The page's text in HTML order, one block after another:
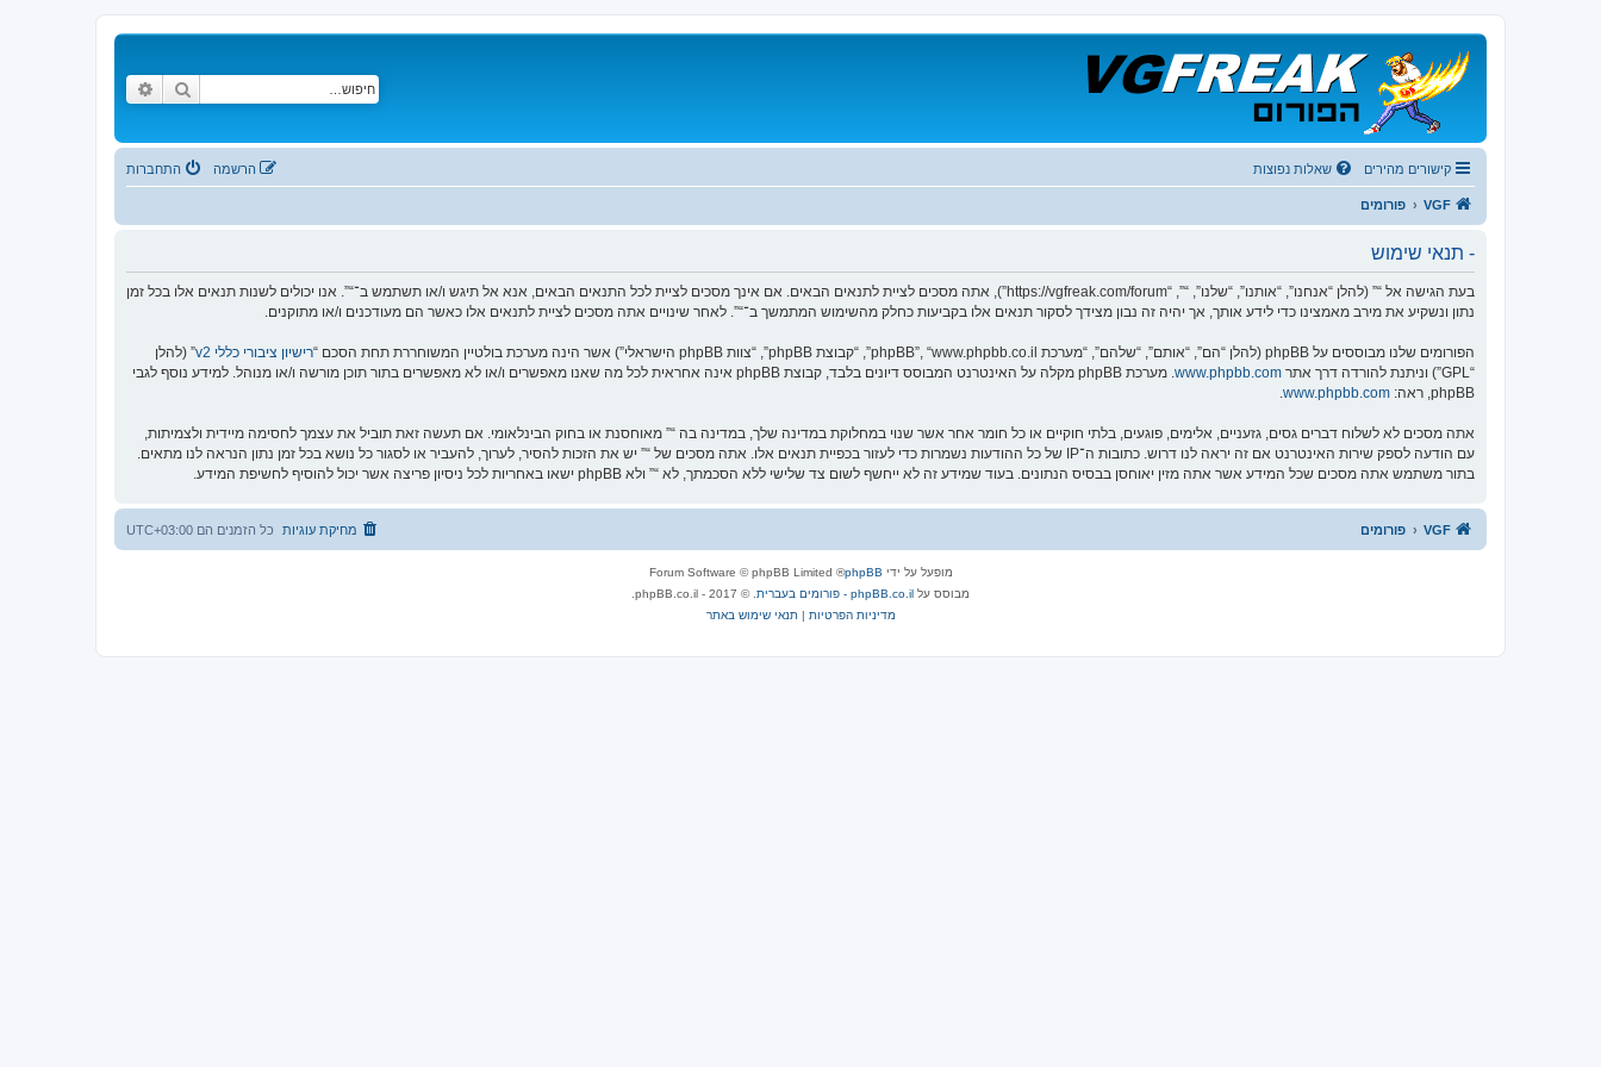
חיפוש
קישורים מהירים שאלות נפוצות התחברות הרשמה
VGF פורומים
- תנאי שימוש
בעת הגישה אל “” (להלן “אנחנו”, “אותנו”, “שלנו”, “”, “https://vgfreak.com/forum”), אתה מסכים לציית לתנאים הבאים. אם אינך מסכים לציית לכל התנאים הבאים, אנא אל תיגש ו/או תשתמש ב־“”. אנו יכולים לשנות תנאים אלו בכל זמן
נתון ונשקיע את מירב מאמצינו כדי לידע אותך, אך יהיה זה נבון מצידך לסקור תנאים אלו בקביעות כחלק מהשימוש המתמשך ב־“”. לאחר שינויים אתה מסכים לציית לתנאים אלו כאשר הם מעודכנים ו/או מתוקנים.
הפורומים שלנו מבוססים על phpBB (להלן “הם”, “אותם”, “שלהם”, “מערכת phpBB”, “www.phpbb.co.il”, “קבוצת phpBB”, “צוות phpBB הישראלי”) אשר הינה מערכת בולטיין המשוחררת תחת הסכם “ רישיון ציבורי כללי v2
” (להלן
“GPL”) וניתנת להורדה דרך אתר
www.phpbb.com
. מערכת phpBB מקלה על האינטרנט המבוסס דיונים בלבד, קבוצת phpBB אינה אחראית לכל מה שאנו מאפשרים ו/או לא מאפשרים בתור תוכן מורשה ו/או מנוהל. למידע נוסף לגבי
phpBB, ראה:
www.phpbb.com
.
אתה מסכים לא לשלוח דברים גסים, גזעניים, אלימים, פוגעים, בלתי חוקיים או כל חומר אחר אשר שנוי במחלוקת במדינה שלך, במדינה בה “” מאוחסנת או בחוק הבינלאומי. אם תעשה זאת תוביל את עצמך לחסימה מיידית ולצמיתות,
עם הודעה לספק שירות האינטרנט אם זה יראה לנו דרוש. כתובות ה־IP של כל ההודעות נשמרות כדי לעזור בכפיית תנאים אלו. אתה מסכים של “” יש את הזכות להסיר, לערוך, להעביר או לסגור כל נושא בכל זמן נתון הנראה לנו מתאים.
בתור משתמש אתה מסכים שכל המידע אשר אתה מזין יאוחסן בבסיס הנתונים. בעוד שמידע זה לא ייחשף לשום צד שלישי ללא הסכמתך, לא “” ולא phpBB ישאו באחריות לכל ניסיון פריצה אשר יכול להוסיף לחשיפת המידע.
VGF פורומים כל הזמנים הם UTC+03:00 מחיקת עוגיות
מופעל על ידי phpBB
® Forum Software © phpBB Limited
מבוסס על phpBB.co.il - פורומים בעברית
. © 2017 - phpBB.co.il.
מדיניות הפרטיות |תנאי שימוש באתר